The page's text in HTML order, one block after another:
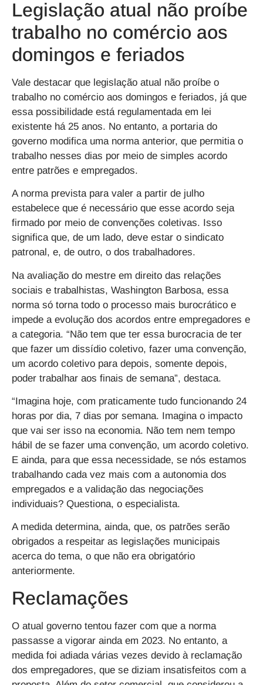
Legislação atual não proíbe
trabalho no comércio aos
domingos e feriados
Vale destacar que legislação atual não proíbe o
trabalho no comércio aos domingos e feriados, já que
essa possibilidade está regulamentada em lei
existente há 25 anos. No entanto, a portaria do
governo modifica uma norma anterior, que permitia o
trabalho nesses dias por meio de simples acordo
entre patrões e empregados.
A norma prevista para valer a partir de julho
estabelece que é necessário que esse acordo seja
firmado por meio de convenções coletivas. Isso
significa que, de um lado, deve estar o sindicato
patronal, e, de outro, o dos trabalhadores.
Na avaliação do mestre em direito das relações
sociais e trabalhistas, Washington Barbosa, essa
norma só torna todo o processo mais burocrático e
impede a evolução dos acordos entre empregadores e
a categoria. “Não tem que ter essa burocracia de ter
que fazer um dissídio coletivo, fazer uma convenção,
um acordo coletivo para depois, somente depois,
poder trabalhar aos finais de semana”, destaca.
“Imagina hoje, com praticamente tudo funcionando 24
horas por dia, 7 dias por semana. Imagina o impacto
que vai ser isso na economia. Não tem nem tempo
hábil de se fazer uma convenção, um acordo coletivo.
E ainda, para que essa necessidade, se nós estamos
trabalhando cada vez mais com a autonomia dos
empregados e a validação das negociações
individuais? Questiona, o especialista.
A medida determina, ainda, que, os patrões serão
obrigados a respeitar as legislações municipais
acerca do tema, o que não era obrigatório
anteriormente.
Reclamações
O atual governo tentou fazer com que a norma
passasse a vigorar ainda em 2023. No entanto, a
medida foi adiada várias vezes devido à reclamação
dos empregadores, que se diziam insatisfeitos com a